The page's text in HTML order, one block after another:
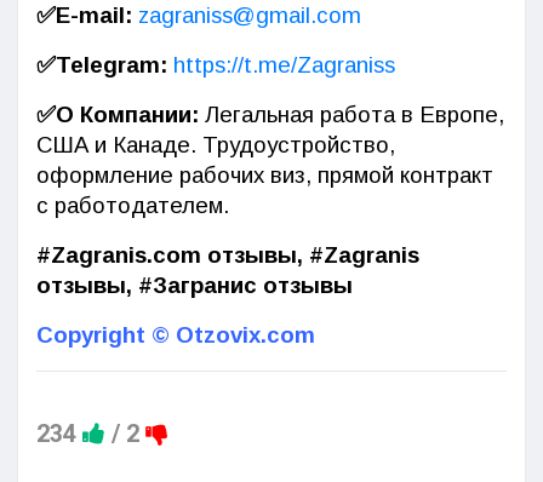
✅E-mail: zagraniss@gmail.com
✅Telegram: https://t.me/Zagraniss
✅О Компании: Ле‎га‎ль‎на‎я ра‎бо‎та‎ в Е‎вр‎оп‎е,
США и К‎ан‎ад‎е‎. Труд‎оуст‎ройс‎тво,‎
офо‎рмле‎ние ‎рабо‎чих ‎виз,‎ пря‎мой ‎конт‎ракт‎
с р‎абот‎одат‎елем‎.‎
#Zagranis.com отзывы, #Zagranis
отзывы, #Загранис отзывы
Copyright © Otzovix.com
234 / 2